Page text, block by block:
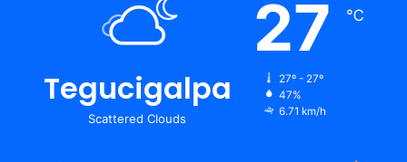
Tegucigalpa
Scattered Clouds
27 ℃
27º - 27º
47%
6.71 km/h